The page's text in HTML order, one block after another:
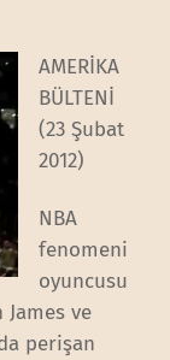
AMERİKA
BÜLTENİ
(23 Şubat
2012)
NBA
fenomeni
oyuncusu
James ve
perişan